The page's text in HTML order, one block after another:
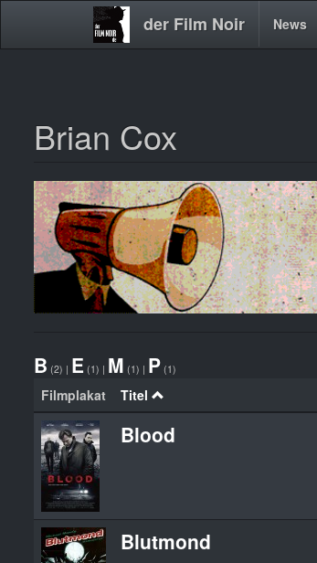
Direkt
der Film Noir
Main News
Brian Cox
B (2) | E (1) | M (1) | P (1)
Filmplakat Titel
Blood
Blutmond